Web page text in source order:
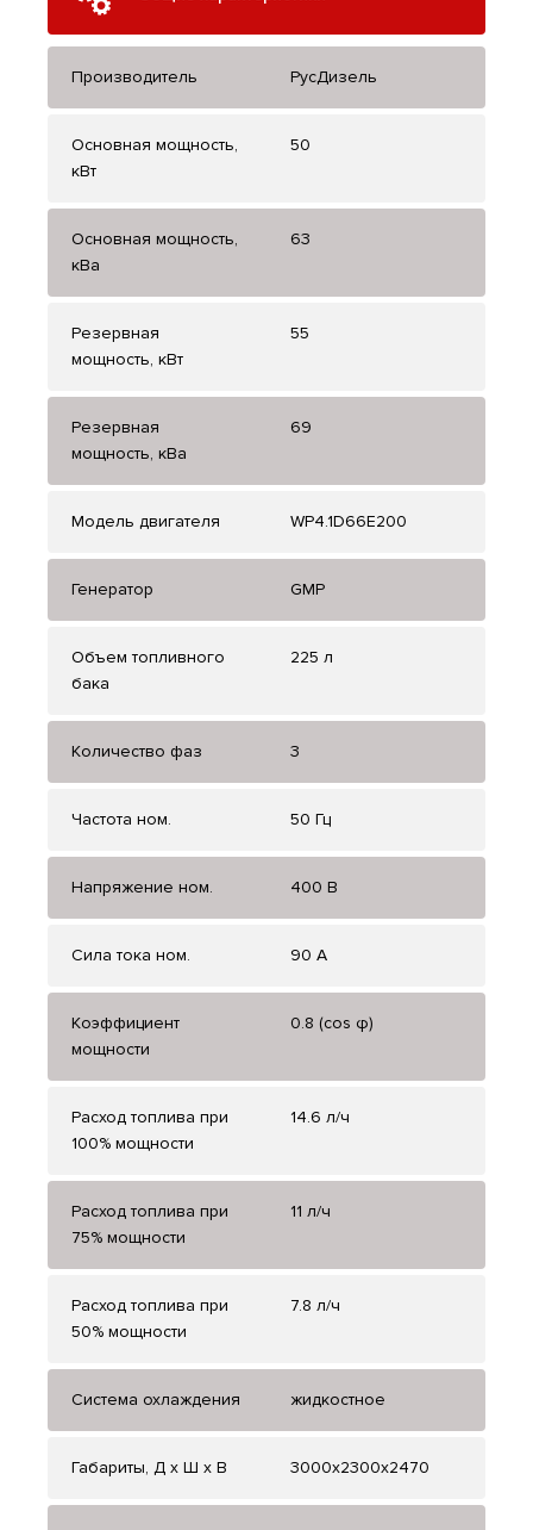
Производитель РусДизель
Основная мощность,
кВт
50
Основная мощность,
кВа
63
Резервная
мощность, кВт
55
Резервная
мощность, кВа
69
Модель двигателя WP4.1D66E200
Генератор GMP
Объем топливного
бака
225 л
Количество фаз 3
Частота ном. 50 Гц
Напряжение ном. 400 В
Сила тока ном. 90 А
Коэффициент
мощности
0.8 (cos φ)
Расход топлива при
100% мощности
14.6 л/ч
Расход топлива при
75% мощности
11 л/ч
Расход топлива при
50% мощности
7.8 л/ч
Система охлаждения жидкостное
Габариты, Д x Ш x В 3000x2300x2470